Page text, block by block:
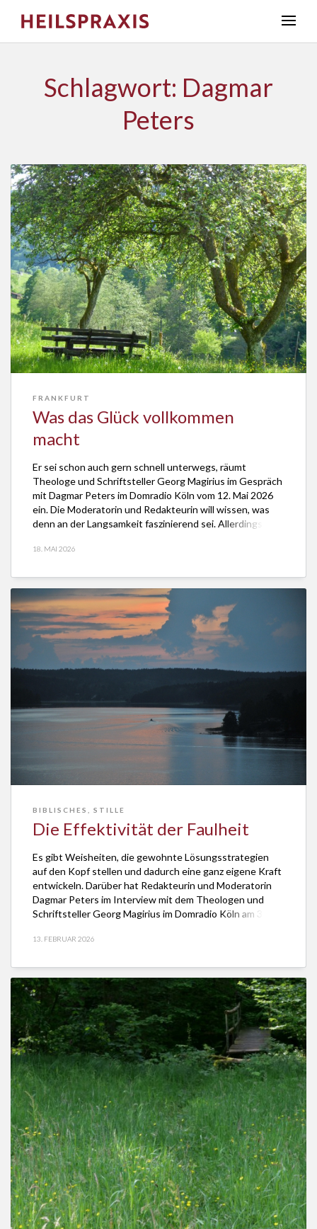
Schlagwort: Dagmar
Peters
FRANKFURT
Was das Glück vollkommen
macht
Er sei schon auch gern schnell unterwegs, räumt
Theologe und Schriftsteller Georg Magirius im Gespräch
mit Dagmar Peters im Domradio Köln vom 12. Mai 2026
ein. Die Moderatorin und Redakteurin will wissen, was
denn an der Langsamkeit faszinierend sei. Allerdings
Seltener geschehe das beim Fahrradfahren. Sicher auch,
18. MAI 2026
BIBLISCHES STILLE
Die Effektivität der Faulheit
Es gibt Weisheiten, die gewohnte Lösungsstrategien
auf den Kopf stellen und dadurch eine ganz eigene Kraft
entwickeln. Darüber hat Redakteurin und Moderatorin
Dagmar Peters im Interview mit dem Theologen und
Schriftsteller Georg Magirius im Domradio Köln am 30.
gerade im Coppenrath Verlag veröffentlichten Buch
13. FEBRUAR 2026